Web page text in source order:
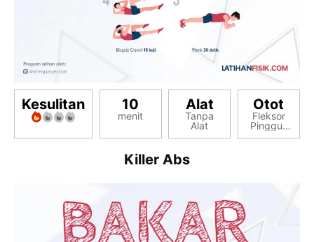
Kesulitan 10
menit
Alat
Tanpa
Alat
Otot
Fleksor
Pinggul,
Inti
Killer Abs